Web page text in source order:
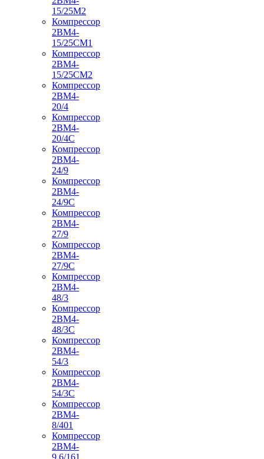
15/25М2
Компрессор
2ВМ4-
15/25СМ1
Компрессор
2ВМ4-
15/25СМ2
Компрессор
2ВМ4-
20/4
Компрессор
2ВМ4-
20/4С
Компрессор
2ВМ4-
24/9
Компрессор
2ВМ4-
24/9С
Компрессор
2ВМ4-
27/9
Компрессор
2ВМ4-
27/9С
Компрессор
2ВМ4-
48/3
Компрессор
2ВМ4-
48/3С
Компрессор
2ВМ4-
54/3
Компрессор
2ВМ4-
54/3С
Компрессор
2ВМ4-
8/401
Компрессор
2ВМ4-
9,6/161